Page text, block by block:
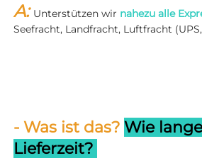
A: Unterstützen wir nahezu alle
Seefracht, Landfracht, Luftfracht (UPS,
- Was ist das? Wie
Lieferzeit?